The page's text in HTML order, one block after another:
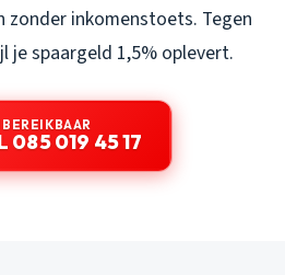
zonder inkomenstoets. Tegen
je spaargeld 1,5% oplevert.
BEREIKBAAR
085 019 45 17